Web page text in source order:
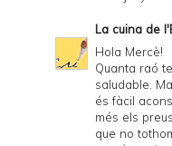
La cuina de
Hola Mercè!
Quanta raó
saludable.
és fàcil
més els
que no